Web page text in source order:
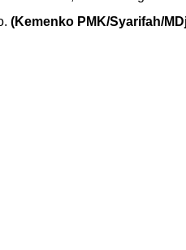
(Kemenko PMK/Syarifah/